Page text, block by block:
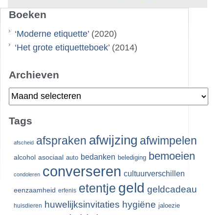
Boeken
‘Moderne etiquette’ (2020)
‘Het grote etiquetteboek’ (2014)
Archieven
Archieven
Tags
afscheid afspraken afwijzing afwimpelen
alcohol asociaal auto bedanken belediging bemoeien
condoleren converseren cultuurverschillen
eenzaamheid erfenis etentje geld geldcadeau
huisdieren huwelijksinvitaties hygiëne jaloezie